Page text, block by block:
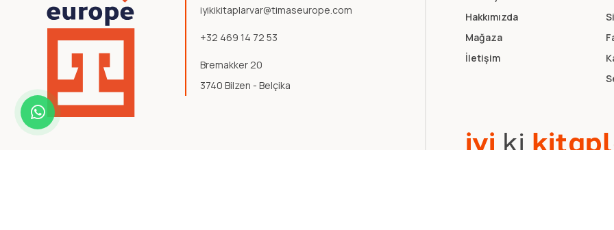
iyikikitaplarvar@timaseurope.com
+32 469 14 72 53
Bremakker 20
3740 Bilzen - Belçika
Hakkımızda
Mağaza
İletişim
iyi ki kitapl